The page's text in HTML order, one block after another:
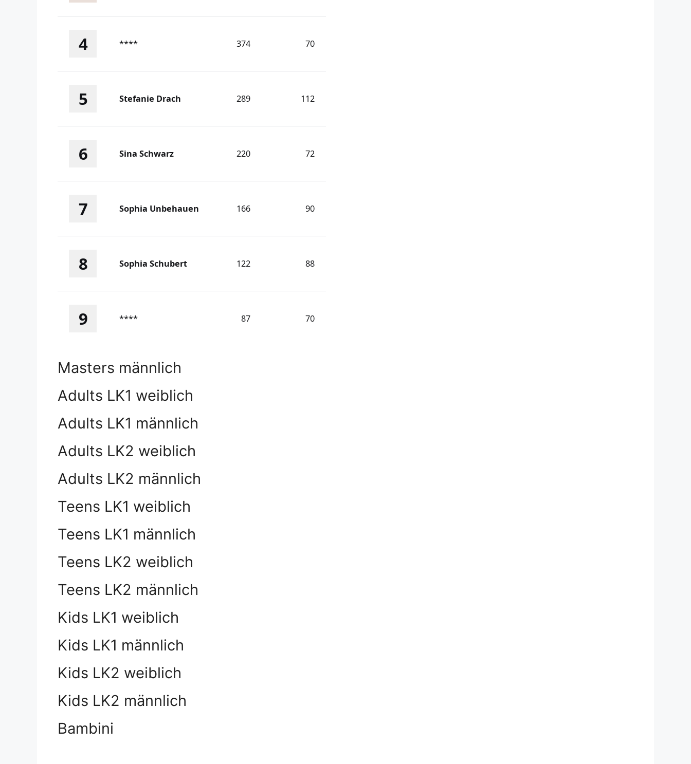
4 **** 374 70
5 Stefanie Drach 289 112
6 Sina Schwarz 220 72
7 Sophia Unbehauen 166 90
8 Sophia Schubert 122 88
9 **** 87 70
Masters männlich
Adults LK1 weiblich
Adults LK1 männlich
Adults LK2 weiblich
Adults LK2 männlich
Teens LK1 weiblich
Teens LK1 männlich
Teens LK2 weiblich
Teens LK2 männlich
Kids LK1 weiblich
Kids LK1 männlich
Kids LK2 weiblich
Kids LK2 männlich
Bambini